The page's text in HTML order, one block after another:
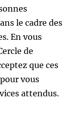
le cadre des
En vous
de
que ces
vous
attendus.